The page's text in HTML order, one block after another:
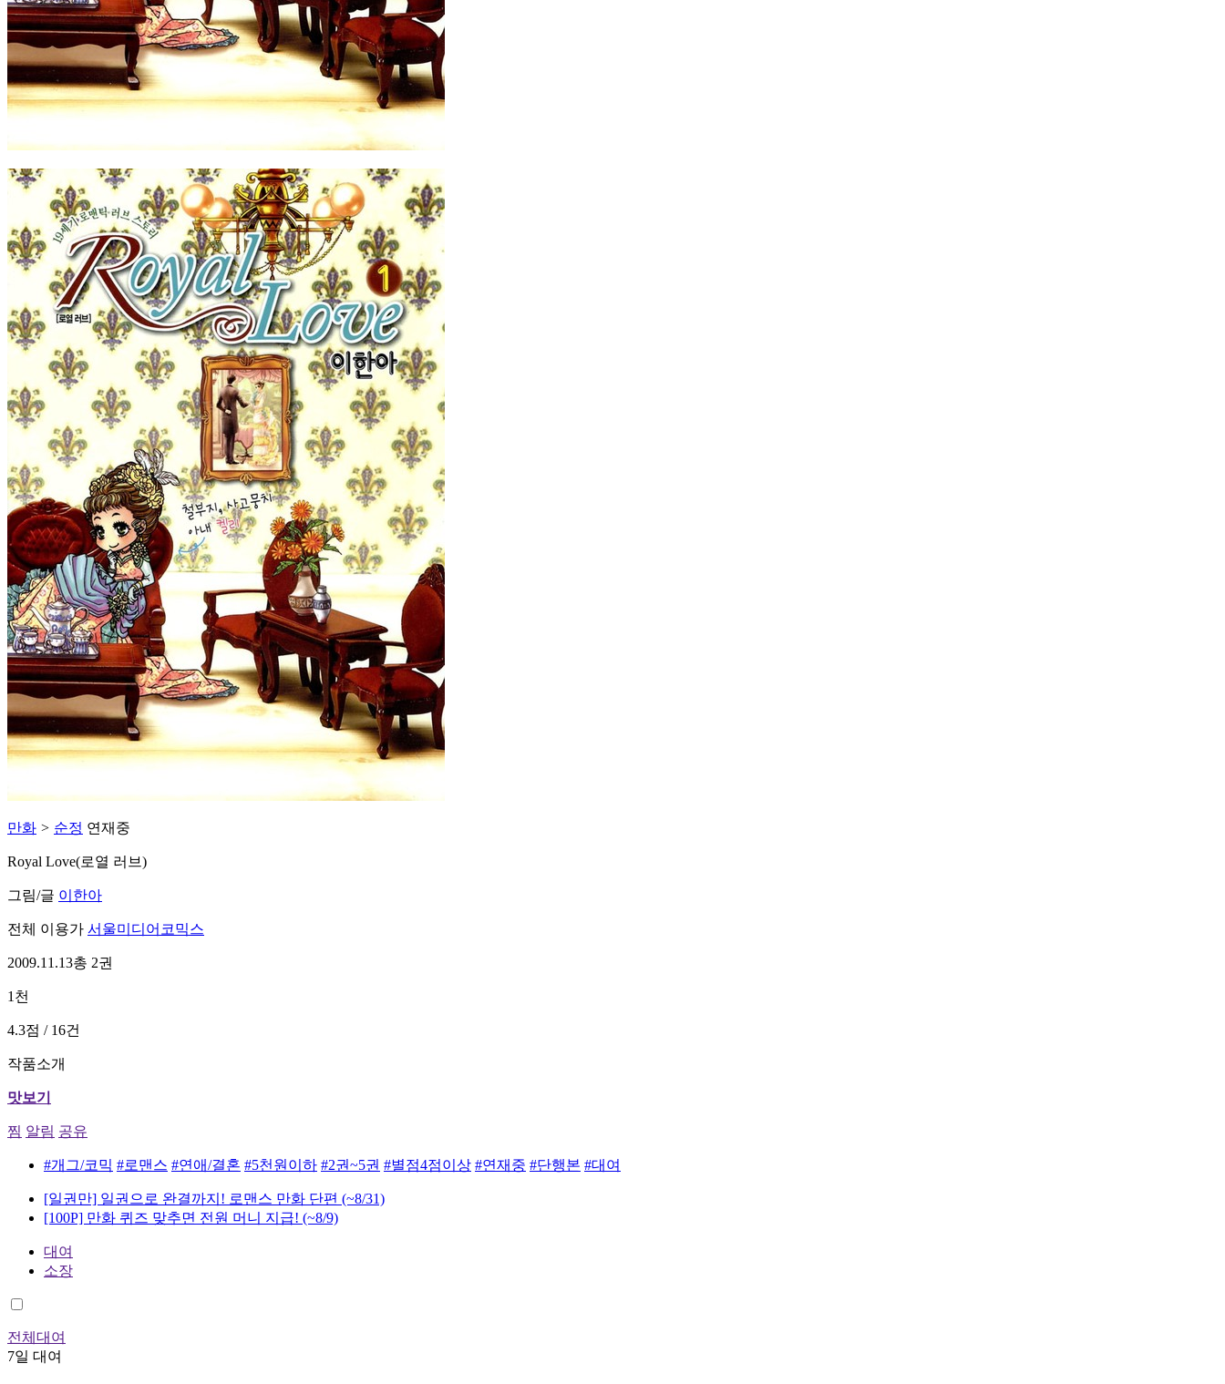
만화 > 순정 연재중
Royal Love(로열 러브)
그림/글 이한아
전체 이용가 서울미디어코믹스
2009.11.13총 2권
1천
4.3점 / 16건
작품소개
맛보기
찜 알림 공유
#개그/코믹 #로맨스 #연애/결혼 #5천원이하 #2권~5권 #별점4점이상 #연재중 #단행본 #대여
[일권만] 일권으로 완결까지! 로맨스 만화 단편 (~8/31)
[100P] 만화 퀴즈 맞추면 전원 머니 지급! (~8/9)
대여
소장
전체대여
7일 대여